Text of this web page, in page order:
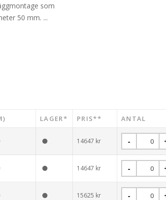
som
50 mm. ...
LAGER* PRIS** ANTAL
14647 kr
14647 kr
15625 kr